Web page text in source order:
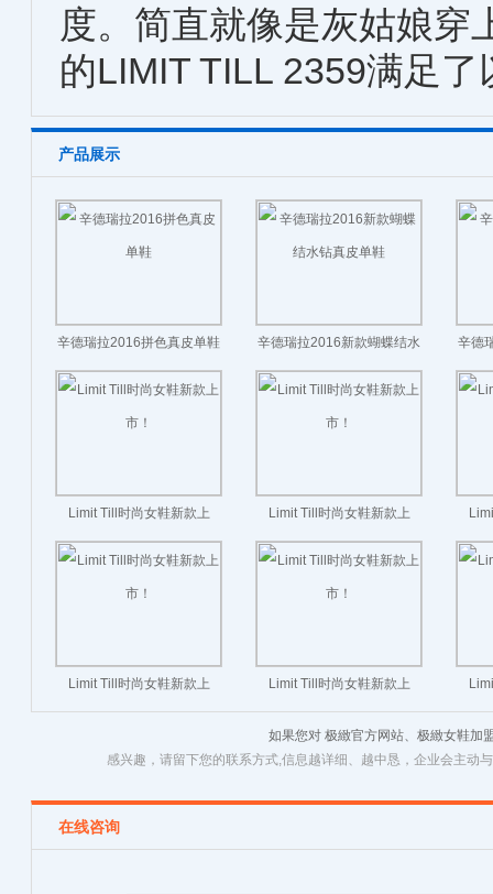
度。简直就像是灰姑娘穿
的LIMIT TILL 2359满足了
产品展示
辛德瑞拉2016拼色真皮单鞋 辛德瑞拉2016新款蝴蝶结水
钻真皮单鞋
辛德
Limit Till时尚女鞋新款上
市！
Limit Till时尚女鞋新款上
市！
Limit Till时尚女鞋新款上
市！
Limit Till时尚女鞋新款上
市！
如果您对 极緻官方网站、极緻女鞋加
感兴趣，请留下您的联系方式,信息越详细、越中恳，企业会主动
在线咨询